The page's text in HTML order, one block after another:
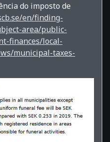
do imposto de
en/finding-
area/public-
finances/local-
municipal-taxes-